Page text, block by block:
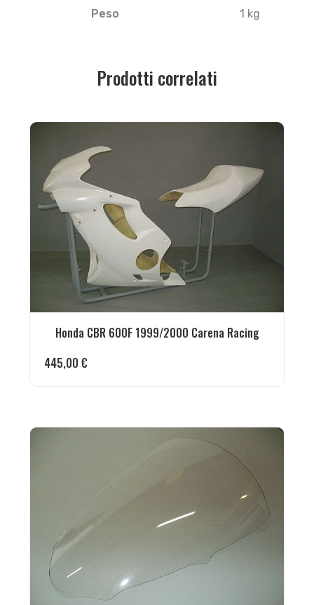
Peso 1 kg
Prodotti correlati
Honda CBR 600F 1999/2000 Carena Racing
445,00 €